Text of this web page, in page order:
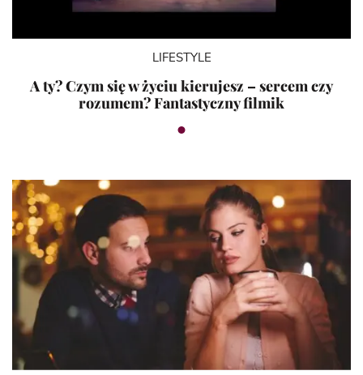
LIFESTYLE
A ty? Czym się w życiu kierujesz – sercem czy
rozumem? Fantastyczny filmik